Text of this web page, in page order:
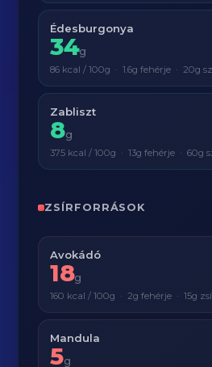
Édesburgonya
34g
86 kcal / 100g · 1.6g fehérje · 20g
Zabliszt
8g
375 kcal / 100g · 13g fehérje · 60g
ZSÍRFORRÁSOK
Avokádó
18g
160 kcal / 100g · 2g fehérje · 15g
Mandula
5g